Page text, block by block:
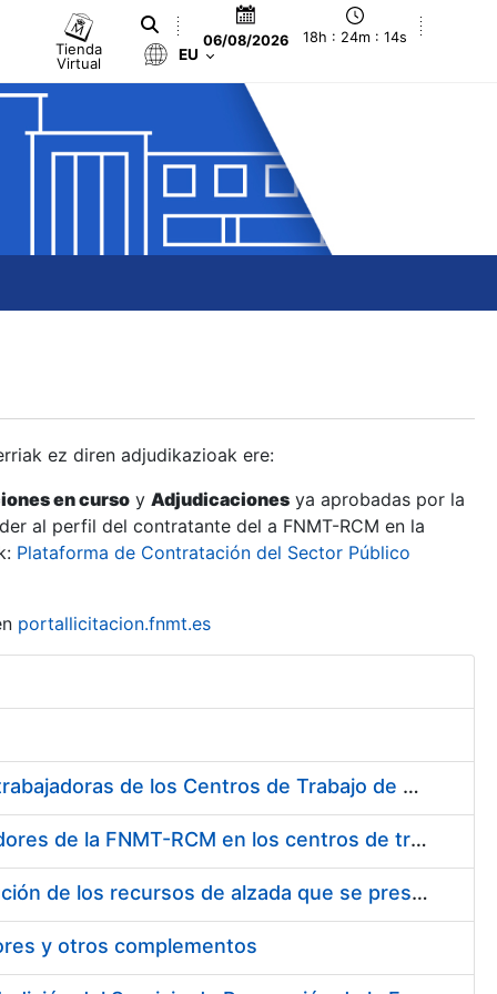
Tienda
Virtual
06/08/2026 18h : 24m : 15s
EU
ez diren adjudikazioak ere:
en curso y Adjudicaciones ya aprobadas por la
al perfil del contratante del a FNMT-RCM en la
Plataforma de Contratación del Sector Público
portallicitacion.fnmt.es
Suministro de Protectores Auditivos a medida para las personas trabajadoras de los Centros de Trabajo de Madrid y Burgos
Suministro de gafas graduadas antiproyecciones para los trabajadores de la FNMT-RCM en los centros de trabajo de Madrid y Burgos
Servicios de una empresa externa para el asesoramiento y resolución de los recursos de alzada que se presentan relacionados con procesos de selección para la FNMT-RCM
y otros complementos